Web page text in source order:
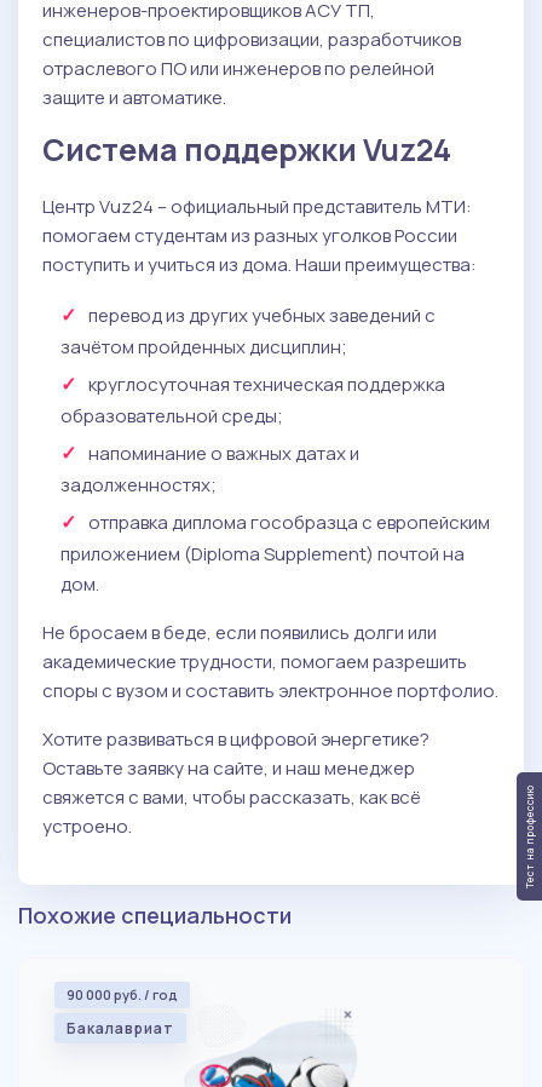
инженеров-проектировщиков АСУ ТП,
специалистов по цифровизации, разработчиков
отраслевого ПО или инженеров по релейной
защите и автоматике.
Система поддержки Vuz24
Центр Vuz24 – официальный представитель МТИ:
помогаем студентам из разных уголков России
поступить и учиться из дома. Наши преимущества:
перевод из других учебных заведений с
зачётом пройденных дисциплин;
круглосуточная техническая поддержка
образовательной среды;
напоминание о важных датах и
задолженностях;
отправка диплома гособразца с европейским
приложением (Diploma Supplement) почтой на
дом.
Не бросаем в беде, если появились долги или
академические трудности, помогаем разрешить
споры с вузом и составить электронное портфолио.
Хотите развиваться в цифровой энергетике?
Оставьте заявку на сайте, и наш менеджер
свяжется с вами, чтобы рассказать, как всё
устроено.
Похожие специальности
90 000 руб. / год
Бакалавриат
Тест на профессию